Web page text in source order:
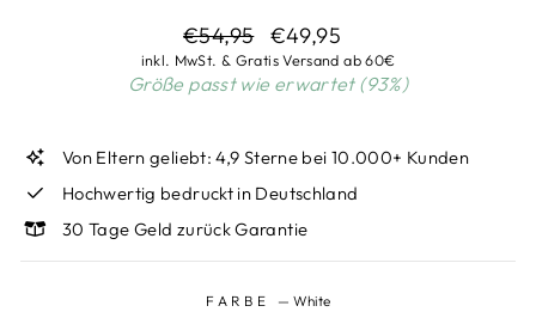
Normaler
Preis
€54,95 Sonderpreis
€49,95
inkl. MwSt. & Gratis Versand ab 60€
Größe passt wie erwartet (93%)
Von Eltern geliebt: 4,9 Sterne bei 10.000+ Kunden
Hochwertig bedruckt in Deutschland
30 Tage Geld zurück Garantie
FARBE — White